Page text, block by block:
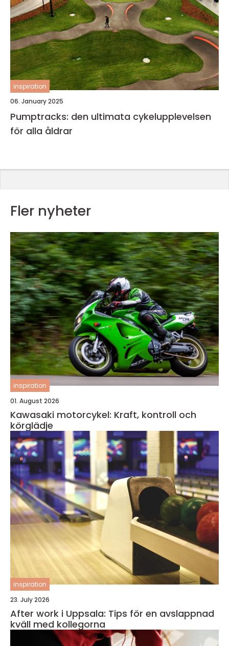
inspiration
06. January 2025
Pumptracks: den ultimata cykelupplevelsen
för alla åldrar
Fler nyheter
inspiration
01. August 2026
Kawasaki motorcykel: Kraft, kontroll och
körglädje
inspiration
23. July 2026
After work i Uppsala: Tips för en avslappnad
kväll med kollegorna